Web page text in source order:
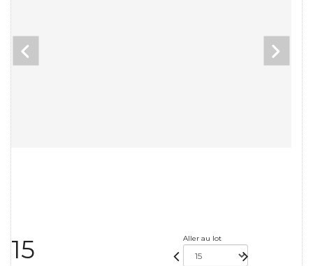
15 Aller au lot